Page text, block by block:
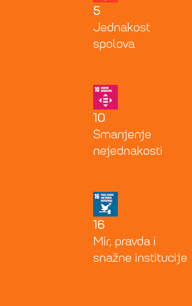
5
Jednakost
spolova
10
Smanjenje
nejednakosti
16
Mir, pravda i
snažne institucije